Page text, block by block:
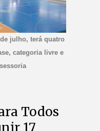
julho, terá quatro
categoria livre e
Todos